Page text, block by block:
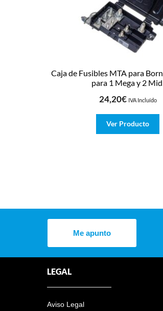
Caja de Fusibles MTA para
para 1 Mega y 2
24,20€ IVA Incluído
Ver Producto
Me apunto
LEGAL
Aviso Legal